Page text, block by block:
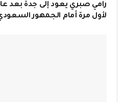
رامي صبري يعود إلى جدة بعد
لأول مرة أمام الجمهور